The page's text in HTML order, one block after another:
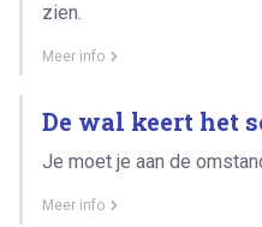
zien.
Meer info
De wal keert het
Je moet je aan de
Meer info